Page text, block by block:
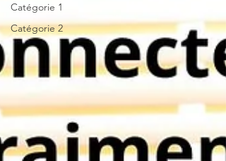
Catégorie 1
Catégorie 2